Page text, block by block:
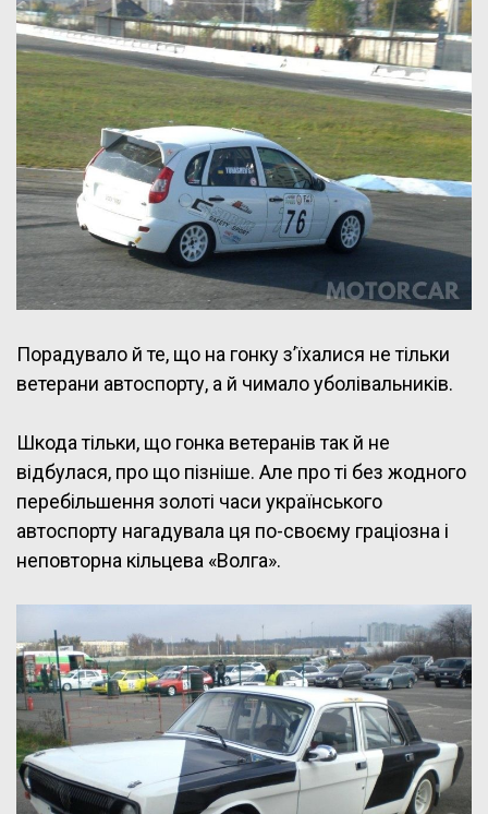
Порадувало й те, що на гонку з’їхалися не тільки
ветерани автоспорту, а й чимало уболівальників.
Шкода тільки, що гонка ветеранів так й не
відбулася, про що пізніше. Але про ті без жодного
перебільшення золоті часи українського
автоспорту нагадувала ця по-своєму граціозна і
неповторна кільцева «Волга».